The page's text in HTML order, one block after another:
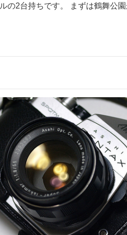
の2台持ちです。 まずは鶴舞公